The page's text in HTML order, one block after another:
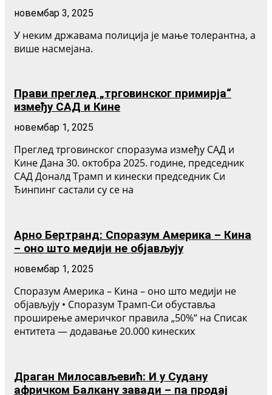
новембар 3, 2025
У неким државама полиција је мање толерантна, а
више насмејана.
Прави преглед „трговинског примирја“
између САД и Кине
новембар 1, 2025
Преглед трговинског споразума између САД и
Кине Дана 30. октобра 2025. године, председник
САД Доналд Трамп и кинески председник Си
Ђинпинг састали су се на
Арно Бертранд: Споразум Америка – Кина
– оно што медији не објављују
новембар 1, 2025
Споразум Америка – Кина – оно што медији не
објављују • Споразум Трамп-Си обуставља
проширење америчког правила „50%“ на Списак
ентитета — додавање 20.000 кинеских
Драган Милосављевић: И у Судану
афричком Балкану завади – па продај